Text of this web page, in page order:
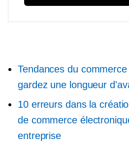
Tendances du
gardez une longueur
10 erreurs dans la
de commerce
entreprise